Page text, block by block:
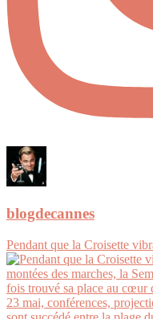
blogdecannes
Pendant que la Croisette